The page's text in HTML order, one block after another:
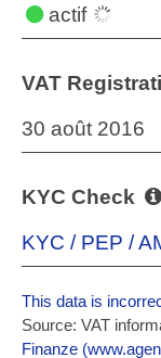
actif
VAT
30 août 2016
KYC Check
KYC / PEP /
This data is
Source: VAT
Finanze